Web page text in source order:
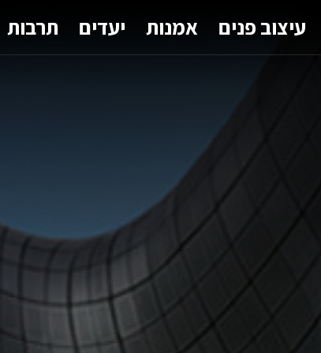
עיצוב פנים אמנות יעדים תרבות